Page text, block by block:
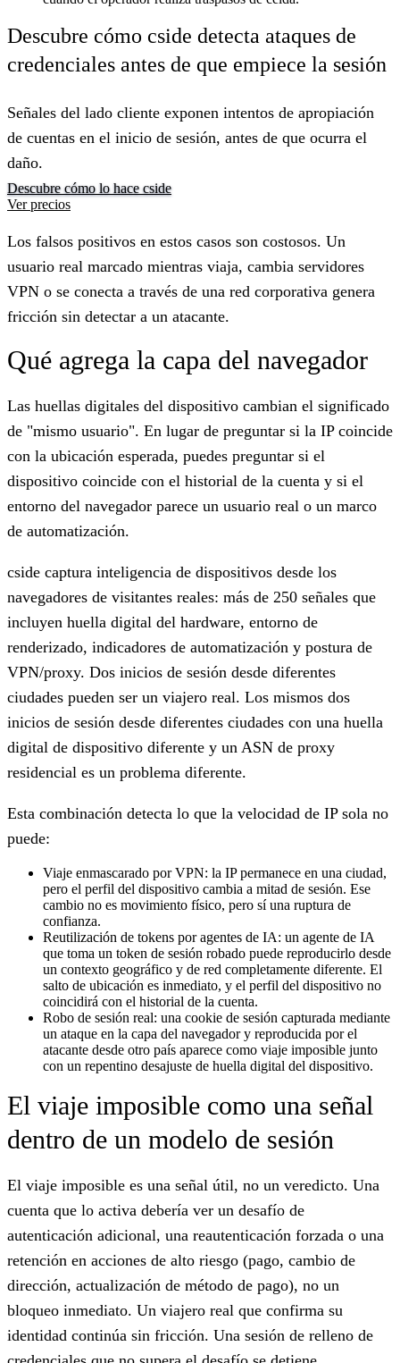
Descubre cómo cside detecta ataques de
credenciales antes de que empiece la sesión
Señales del lado cliente exponen intentos de apropiación
de cuentas en el inicio de sesión, antes de que ocurra el
daño.
Descubre cómo lo hace cside
Ver precios
Los falsos positivos en estos casos son costosos. Un
usuario real marcado mientras viaja, cambia servidores
VPN o se conecta a través de una red corporativa genera
fricción sin detectar a un atacante.
Qué agrega la capa del navegador
Las huellas digitales del dispositivo cambian el significado
de "mismo usuario". En lugar de preguntar si la IP coincide
con la ubicación esperada, puedes preguntar si el
dispositivo coincide con el historial de la cuenta y si el
entorno del navegador parece un usuario real o un marco
de automatización.
cside captura inteligencia de dispositivos desde los
navegadores de visitantes reales: más de 250 señales que
incluyen huella digital del hardware, entorno de
renderizado, indicadores de automatización y postura de
VPN/proxy. Dos inicios de sesión desde diferentes
ciudades pueden ser un viajero real. Los mismos dos
inicios de sesión desde diferentes ciudades con una huella
digital de dispositivo diferente y un ASN de proxy
residencial es un problema diferente.
Esta combinación detecta lo que la velocidad de IP sola no
puede:
Viaje enmascarado por VPN: la IP permanece en una ciudad,
pero el perfil del dispositivo cambia a mitad de sesión. Ese
cambio no es movimiento físico, pero sí una ruptura de
confianza.
Reutilización de tokens por agentes de IA: un agente de IA
que toma un token de sesión robado puede reproducirlo desde
un contexto geográfico y de red completamente diferente. El
salto de ubicación es inmediato, y el perfil del dispositivo no
coincidirá con el historial de la cuenta.
Robo de sesión real: una cookie de sesión capturada mediante
un ataque en la capa del navegador y reproducida por el
atacante desde otro país aparece como viaje imposible junto
con un repentino desajuste de huella digital del dispositivo.
El viaje imposible como una señal
dentro de un modelo de sesión
El viaje imposible es una señal útil, no un veredicto. Una
cuenta que lo activa debería ver un desafío de
autenticación adicional, una reautenticación forzada o una
retención en acciones de alto riesgo (pago, cambio de
dirección, actualización de método de pago), no un
bloqueo inmediato. Un viajero real que confirma su
identidad continúa sin fricción. Una sesión de relleno de